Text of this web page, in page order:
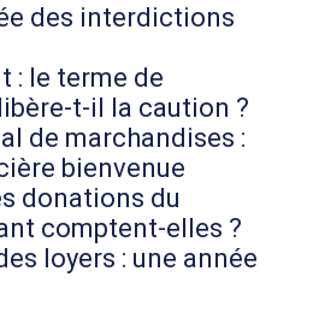
des interdictions
: le terme de
t-il la caution ?
de marchandises :
bienvenue
donations du
comptent-elles ?
loyers : une année